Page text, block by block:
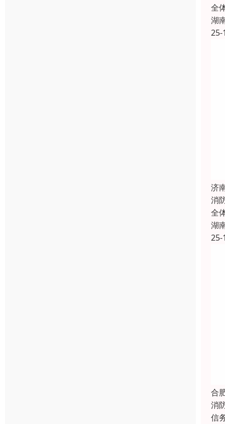
全
湖
25-
济
消
全
湖
25-
合
消
信